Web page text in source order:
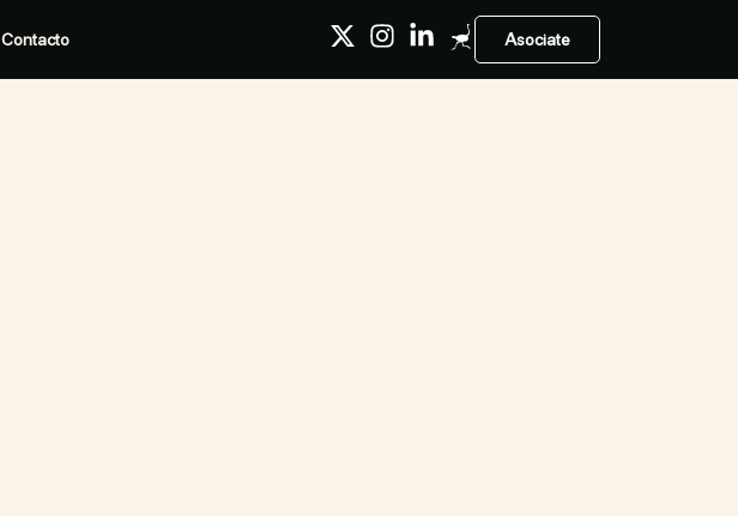
Contacto Asociate